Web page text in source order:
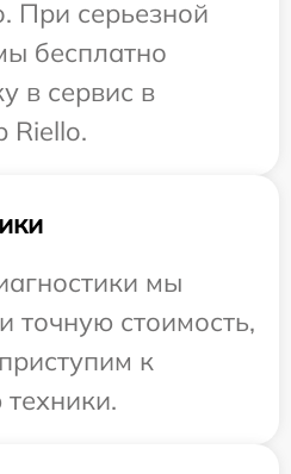
При серьезной
бесплатно
в сервис в
Riello.
мы
точную стоимость,
к